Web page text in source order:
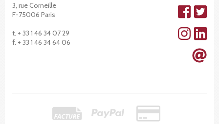
3, rue Corneille
F-75006 Paris
t. + 33 1 46 34 07 29
f. + 33 1 46 34 64 06